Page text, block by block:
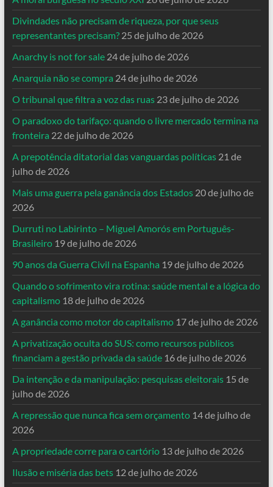
Divindades não precisam de riqueza, por que seus
representantes precisam? 25 de julho de 2026
Anarchy is not for sale 24 de julho de 2026
Anarquia não se compra 24 de julho de 2026
O tribunal que filtra a voz das ruas 23 de julho de 2026
O paradoxo do tarifaço: quando o livre mercado termina na
fronteira 22 de julho de 2026
A prepotência ditatorial das vanguardas políticas 21 de
julho de 2026
Mais uma guerra pela ganância dos Estados 20 de julho de
2026
Durruti no Labirinto – Miguel Amorós em Português-
Brasileiro 19 de julho de 2026
90 anos da Guerra Civil na Espanha 19 de julho de 2026
Quando o sofrimento vira rotina: saúde mental e a lógica do
capitalismo 18 de julho de 2026
A ganância como motor do capitalismo 17 de julho de 2026
A privatização oculta do SUS: como recursos públicos
financiam a gestão privada da saúde 16 de julho de 2026
Da intenção e da manipulação: pesquisas eleitorais 15 de
julho de 2026
A repressão que nunca fica sem orçamento 14 de julho de
2026
A propriedade corre para o cartório 13 de julho de 2026
Ilusão e miséria das bets 12 de julho de 2026